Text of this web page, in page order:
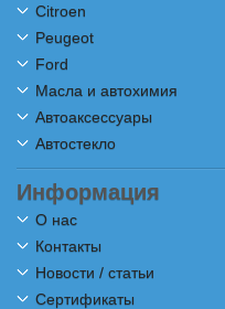
Citroen
Peugeot
Ford
Масла и автохимия
Автоаксессуары
Автостекло
Информация
О нас
Контакты
Новости / статьи
Сертификаты